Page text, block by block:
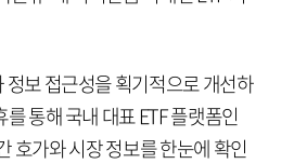
보 접근성을 획기적으로 개선하
통해 국내 대표 ETF 플랫폼인
호가와 시장 정보를 한눈에 확인